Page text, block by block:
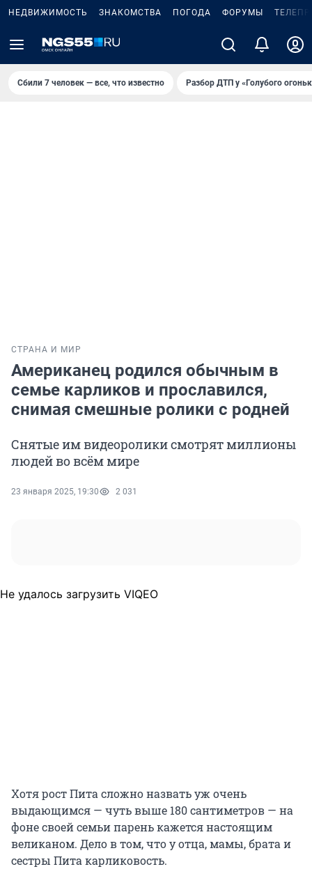
НЕДВИЖИМОСТЬ ЗНАКОМСТВА ПОГОДА ФОРУМЫ
Сбили 7 человек — все, что известно Разбор ДТП у «Голубого
СТРАНА И МИР
Американец родился обычным в
семье карликов и прославился,
снимая смешные ролики с родней
Снятые им видеоролики смотрят миллионы
людей во всём мире
23 января 2025, 19:30 2 031
Не удалось загрузить VIQEO
Хотя рост Пита сложно назвать уж очень
выдающимся — чуть выше 180 сантиметров — на
фоне своей семьи парень кажется настоящим
великаном. Дело в том, что у отца, мамы, брата и
сестры Пита карликовость.